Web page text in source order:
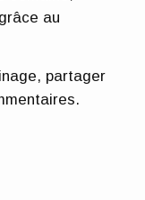
au
partager